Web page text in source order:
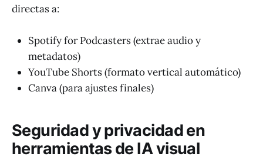
directas a:
Spotify for Podcasters (extrae audio y
metadatos)
YouTube Shorts (formato vertical automático)
Canva (para ajustes finales)
Seguridad y privacidad en
herramientas de IA visual